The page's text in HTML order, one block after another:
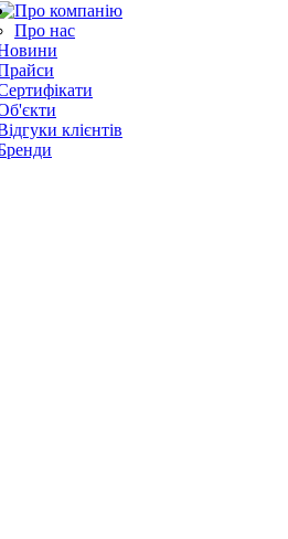
Про компанію
Про нас
клієнтів